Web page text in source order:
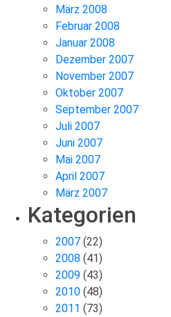
März 2008
Februar 2008
Januar 2008
Dezember 2007
November 2007
Oktober 2007
September 2007
Juli 2007
Juni 2007
Mai 2007
April 2007
März 2007
Kategorien
2007 (22)
2008 (41)
2009 (43)
2010 (48)
2011 (73)